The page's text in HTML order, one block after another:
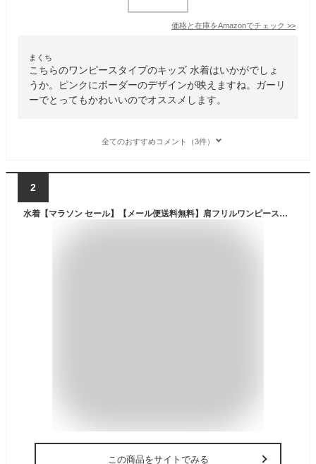
価格と在庫をAmazonでチェック >>
まくち
こちらのワンピースタイプのキッズ 水着はいかがでしょ
うか。ピンクにボーダーのデザインが映えますね。ガーリ
ーでとってもかわいいのでオススメします。
全てのおすすめコメント（3件）
2
水着【マラソン セール】【メール便送料無料】肩フリルワンピース水着 スイムウェア インナーパンツ付き リボン キッズ女の子 YUP12《メール便優先商品》花柄 猫柄 ギンガム キャサリンコテージ 目玉
この商品をサイトでみる